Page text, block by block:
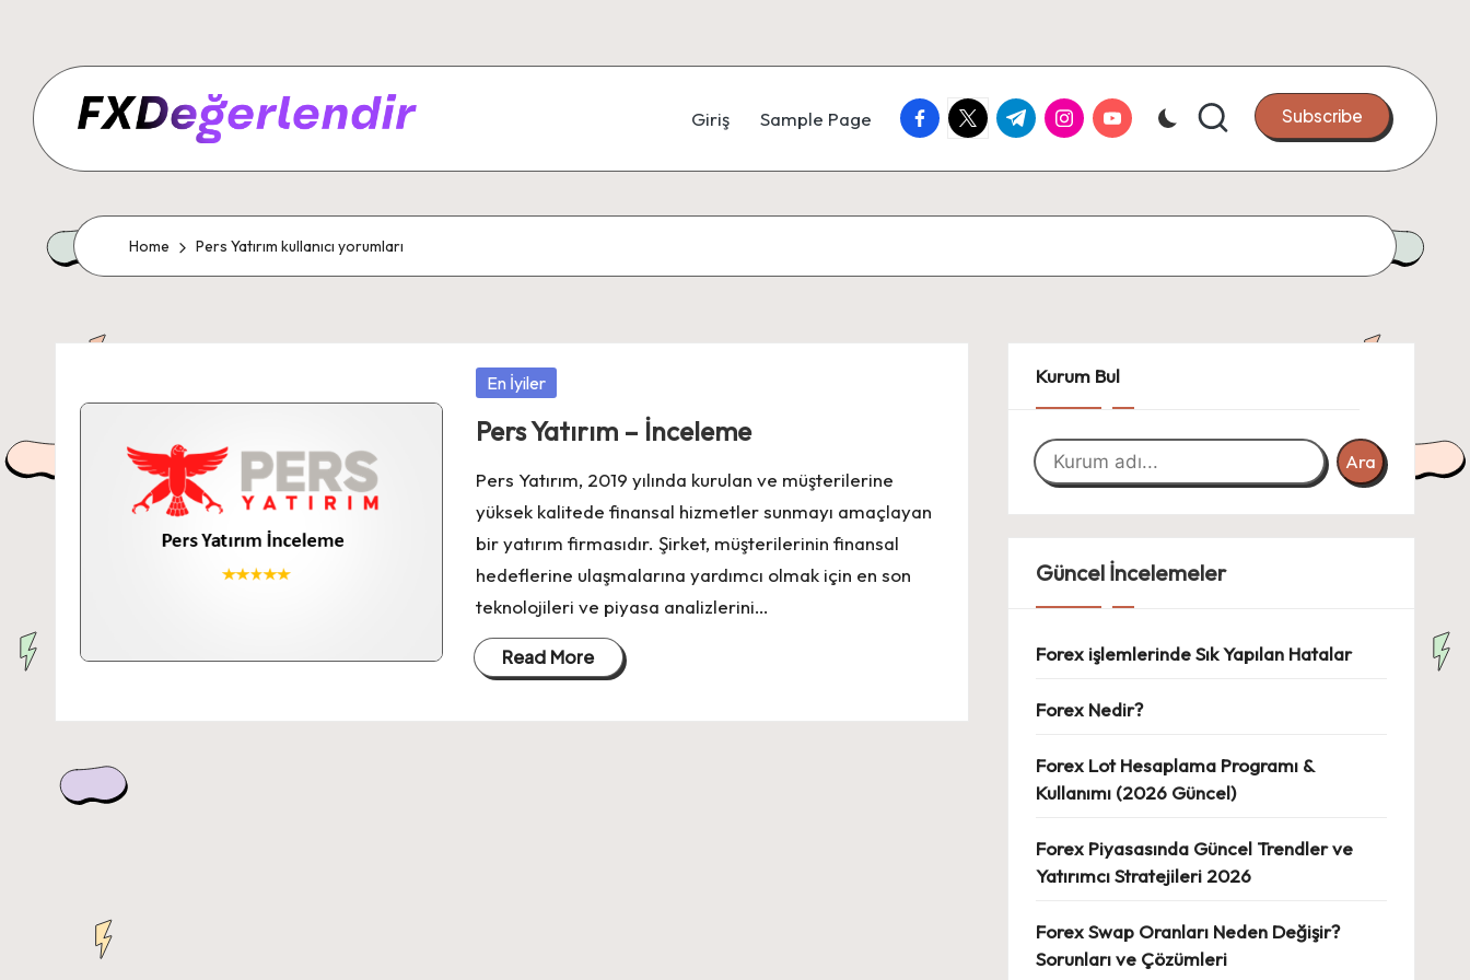
Giriş Sample Page facebook.com
twitter.com
t.me instagram.com
youtube.com Subscribe
Home Pers Yatırım kullanıcı yorumları
Posted
En İyiler
Pers Yatırım – İnceleme
Pers Yatırım, 2019 yılında kurulan ve müşterilerine
yüksek kalitede finansal hizmetler sunmayı amaçlayan
bir yatırım firmasıdır. Şirket, müşterilerinin finansal
hedeflerine ulaşmalarına yardımcı olmak için en son
teknolojileri ve piyasa analizlerini…
Read More
Kurum Bul
Ara
Güncel İncelemeler
Forex işlemlerinde Sık Yapılan Hatalar
Forex Nedir?
Forex Lot Hesaplama Programı &
Kullanımı (2026 Güncel)
Forex Piyasasında Güncel Trendler ve
Yatırımcı Stratejileri 2026
Forex Swap Oranları Neden Değişir?
Sorunları ve Çözümleri